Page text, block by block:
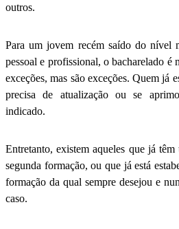
outros.
Para um jovem recém saído do nível
pessoal e profissional, o bacharelado é
exceções, mas são exceções. Quem já
precisa de atualização ou se
indicado.
Entretanto, existem aqueles que já
segunda formação, ou que já está
formação da qual sempre desejou e
caso.